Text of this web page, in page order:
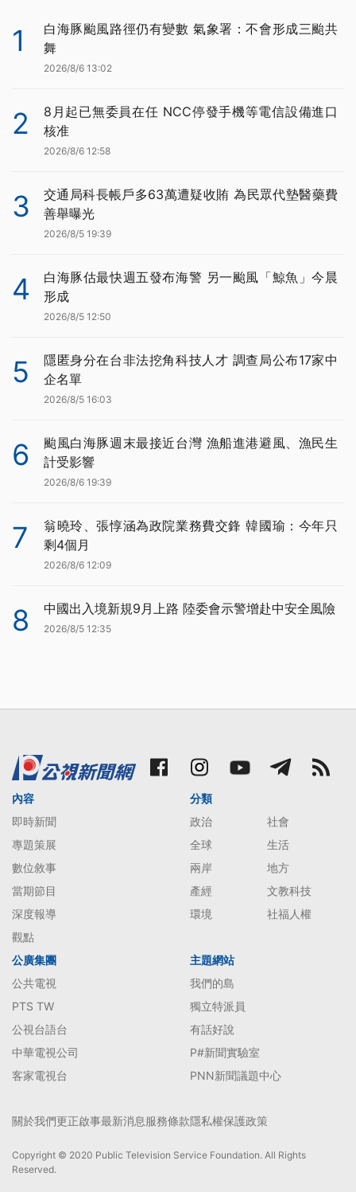
1
白海豚颱風路徑仍有變數 氣象署：不會形成三颱共
舞
2026/8/6 13:02
2
8月起已無委員在任 NCC停發手機等電信設備進口
核准
2026/8/6 12:58
3
交通局科長帳戶多63萬遭疑收賄 為民眾代墊醫藥費
善舉曝光
2026/8/5 19:39
4
白海豚估最快週五發布海警 另一颱風「鯨魚」今晨
形成
2026/8/5 12:50
5
隱匿身分在台非法挖角科技人才 調查局公布17家中
企名單
2026/8/5 16:03
6
颱風白海豚週末最接近台灣 漁船進港避風、漁民生
計受影響
2026/8/6 19:39
7
翁曉玲、張惇涵為政院業務費交鋒 韓國瑜：今年只
剩4個月
2026/8/6 12:09
8 中國出入境新規9月上路 陸委會示警增赴中安全風險
2026/8/5 12:35
內容
即時新聞
專題策展
數位敘事
當期節目
深度報導
觀點
分類
政治
社會
全球
生活
兩岸
地方
產經
文教科技
環境
社福人權
公廣集團
公共電視
PTS TW
公視台語台
中華電視公司
客家電視台
主題網站
我們的島
獨立特派員
有話好說
P#新聞實驗室
PNN新聞議題中心
關於我們更正啟事最新消息服務條款隱私權保護政策
Copyright © 2020 Public Television Service Foundation. All Rights
Reserved.